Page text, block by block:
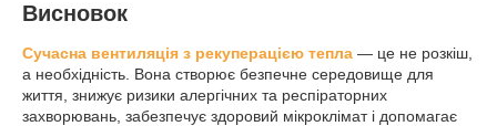
Висновок
Сучасна вентиляція з рекуперацією тепла — це не розкіш,
а необхідність. Вона створює безпечне середовище для
життя, знижує ризики алергічних та респіраторних
захворювань, забезпечує здоровий мікроклімат і допомагає